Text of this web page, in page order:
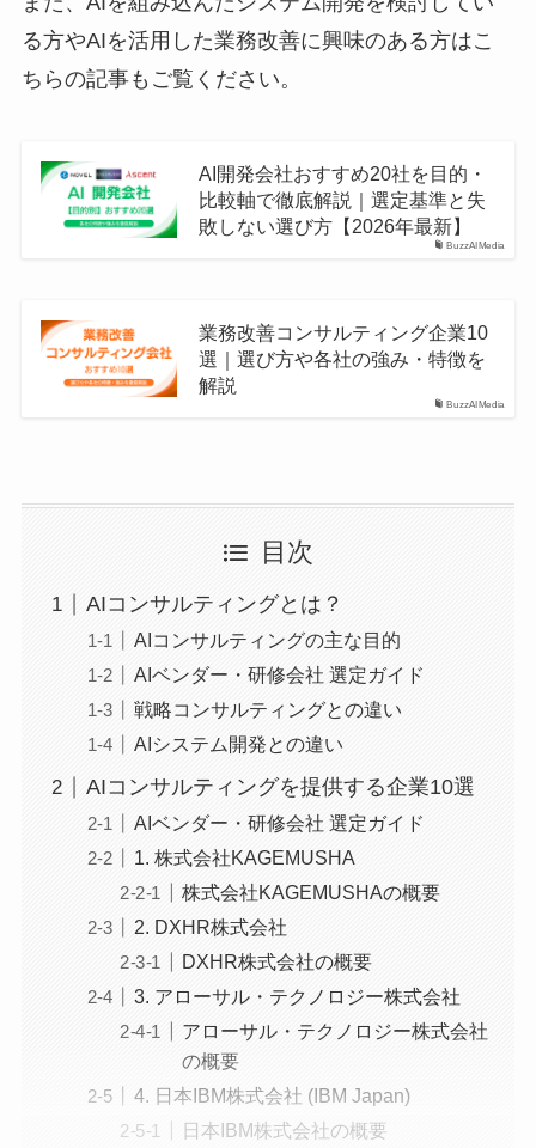
る方やAIを活用した業務改善に興味のある方はこ
ちらの記事もご覧ください。
BuzzAIMedia
AI開発会社おすすめ20社を目的・
比較軸で徹底解説｜選定基準と失
敗しない選び方【2026年最新】
BuzzAIMedia
業務改善コンサルティング企業10
選｜選び方や各社の強み・特徴を
解説
目次
AIコンサルティングとは？
AIコンサルティングの主な目的
AIベンダー・研修会社 選定ガイド
戦略コンサルティングとの違い
AIシステム開発との違い
AIコンサルティングを提供する企業10選
AIベンダー・研修会社 選定ガイド
1. 株式会社KAGEMUSHA
株式会社KAGEMUSHAの概要
2. DXHR株式会社
DXHR株式会社の概要
3. アローサル・テクノロジー株式会社
アローサル・テクノロジー株式会社
の概要
4. 日本IBM株式会社 (IBM Japan)
日本IBM株式会社の概要